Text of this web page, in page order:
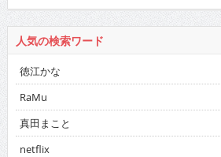
人気の検索ワード
徳江かな
RaMu
真田まこと
netflix